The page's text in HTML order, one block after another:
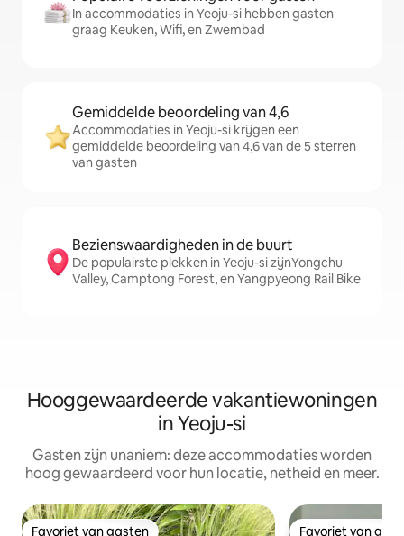
In accommodaties in Yeoju-si hebben gasten
graag Keuken, Wifi, en Zwembad
Gemiddelde beoordeling van 4,6
Accommodaties in Yeoju-si krijgen een
gemiddelde beoordeling van 4,6 van de 5 sterren
van gasten
Bezienswaardigheden in de buurt
De populairste plekken in Yeoju-si zijnYongchu
Valley, Camptong Forest, en Yangpyeong Rail Bike
Hooggewaardeerde vakantiewoningen
in Yeoju-si
Gasten zijn unaniem: deze accommodaties worden
hoog gewaardeerd voor hun locatie, netheid en meer.
Favoriet van gasten Favoriet van